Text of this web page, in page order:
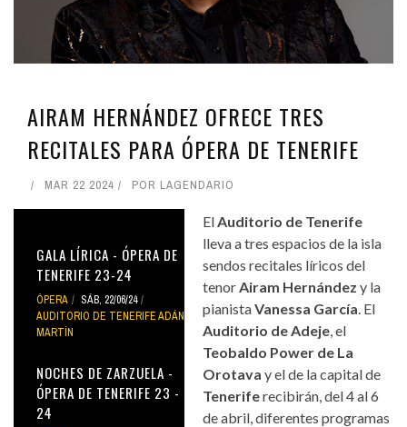
AIRAM HERNÁNDEZ OFRECE TRES
RECITALES PARA ÓPERA DE TENERIFE
MAR 22 2024 POR LAGENDARIO
GALA LÍRICA - ÓPERA DE
TENERIFE 23-24
ÓPERA
SÁB, 22/06/24
AUDITORIO DE TENERIFE ADÁN
MARTÍN
NOCHES DE ZARZUELA -
ÓPERA DE TENERIFE 23 -
24
ElAuditorio de Tenerife
lleva a tres espacios de la isla
sendos recitales líricos del
tenorAiram Hernández y la
pianistaVanessa García. El
Auditorio de Adeje, el
Teobaldo Power de La
Orotava y el de la capital de
Teneriferecibirán, del 4 al 6
de abril, diferentes programas